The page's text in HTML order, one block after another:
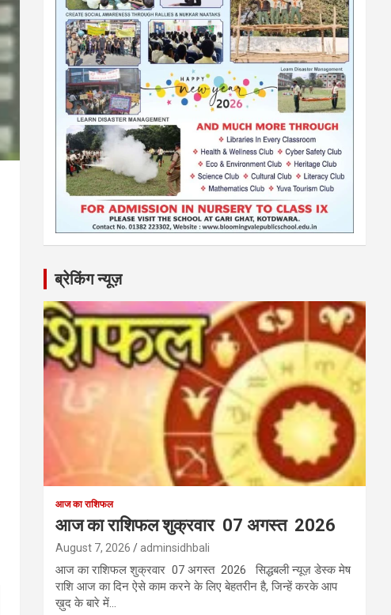
ब्रेकिंग न्यूज़
आज का राशिफल
आज का राशिफल शुक्रवार 07 अगस्त 2026
August 7, 2026 adminsidhbali
आज का राशिफल शुक्रवार 07 अगस्त 2026 सिद्धबली न्यूज़ डेस्क मेष
राशि आज का दिन ऐसे काम करने के लिए बेहतरीन है, जिन्हें करके आप
ख़ुद के बारे में…